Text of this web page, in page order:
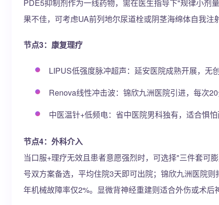
PDE5抑制剂作为一线药物，需在医生指导下"规律小剂
果不佳，可考虑UA前列地尔尿道栓或阴茎海绵体自我
节点3：康复理疗
LIPUS低强度脉冲超声：延安医院成熟开展，无
Renova线性冲击波：锦欣九洲医院引进，每次
中医温针+低频电：省中医院男科独有，适合惧
节点4：外科介入
当口服+理疗无效且患者意愿强烈时，可选择"三件套可
号双方案备选，平均住院3天即可出院；锦欣九洲医院
年机械故障率仅2%。显微背神经重建则适合外伤或术